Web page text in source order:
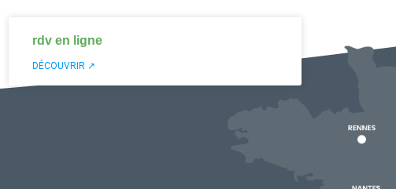
rdv en ligne
DÉCOUVRIR ↗